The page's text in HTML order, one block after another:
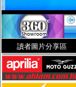
讀者圖片分享區